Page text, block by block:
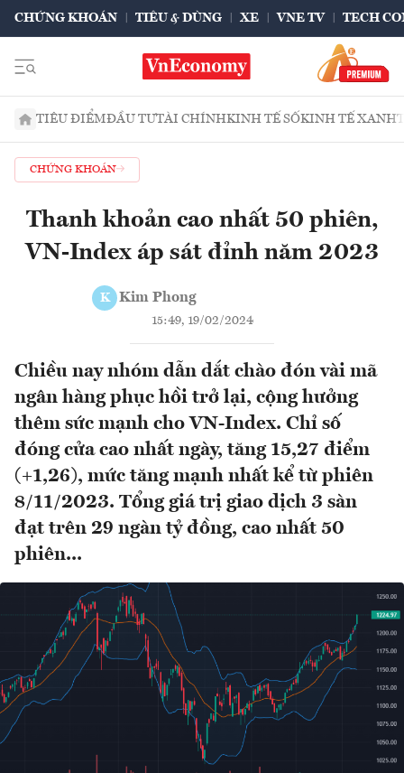
CHỨNG KHOÁN TIÊU & DÙNG XE VNE TV TECH
TIÊU ĐIỂMĐẦU TƯTÀI CHÍNHKINH TẾ SỐKINH TẾ XANH
CHỨNG KHOÁN
Thanh khoản cao nhất 50 phiên,
VN-Index áp sát đỉnh năm 2023
K Kim Phong
15:49, 19/02/2024
Chiều nay nhóm dẫn dắt chào đón vài mã
ngân hàng phục hồi trở lại, cộng hưởng
thêm sức mạnh cho VN-Index. Chỉ số
đóng cửa cao nhất ngày, tăng 15,27 điểm
(+1,26), mức tăng mạnh nhất kể từ phiên
8/11/2023. Tổng giá trị giao dịch 3 sàn
đạt trên 29 ngàn tỷ đồng, cao nhất 50
phiên...